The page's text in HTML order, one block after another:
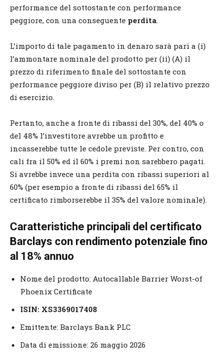
performance del sottostante con performance
peggiore, con una conseguente perdita.
L’importo di tale pagamento in denaro sarà pari a (i)
l’ammontare nominale del prodotto per (ii) (A) il
prezzo di riferimento finale del sottostante con
performance peggiore diviso per (B) il relativo prezzo
di esercizio.
Pertanto, anche a fronte di ribassi del 30%, del 40% o
del 48% l’investitore avrebbe un profitto e
incasserebbe tutte le cedole previste. Per contro, con
cali fra il 50% ed il 60% i premi non sarebbero pagati.
Si avrebbe invece una perdita con ribassi superiori al
60% (per esempio a fronte di ribassi del 65% il
certificato rimborserebbe il 35% del valore nominale).
Caratteristiche principali del certificato
Barclays con rendimento potenziale fino
al 18% annuo
Nome del prodotto: Autocallable Barrier Worst-of
Phoenix Certificate
ISIN: XS3369017408
Emittente: Barclays Bank PLC
Data di emissione: 26 maggio 2026